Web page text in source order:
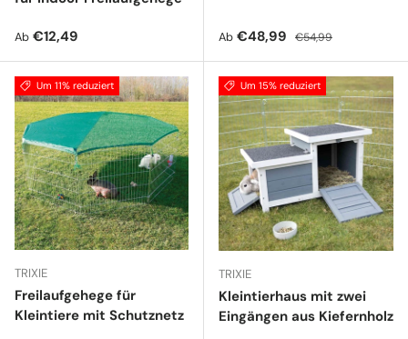
Normaler Preis
Ab €12,49 Verkaufspreis
Ab €48,99 Normaler Preis
€54,99
Um 11% reduziert
TRIXIE
Freilaufgehege für
Kleintiere mit Schutznetz
Um 15% reduziert
TRIXIE
Kleintierhaus mit zwei
Eingängen aus Kiefernholz